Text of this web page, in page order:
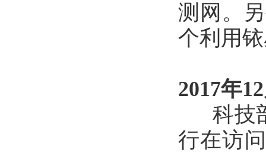
测网。
个利用
2017年
科技部
行在访